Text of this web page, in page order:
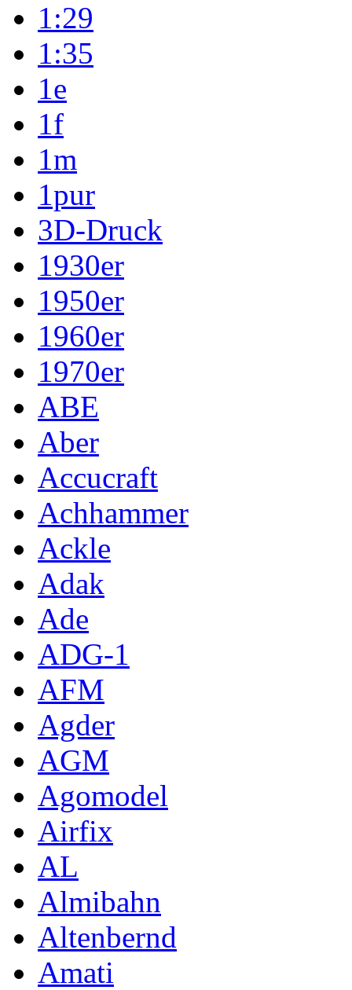
1:29
1:35
1e
1f
1m
1pur
3D-Druck
1930er
1950er
1960er
1970er
ABE
Aber
Accucraft
Achhammer
Ackle
Adak
Ade
ADG-1
AFM
Agder
AGM
Agomodel
Airfix
AL
Almibahn
Altenbernd
Amati